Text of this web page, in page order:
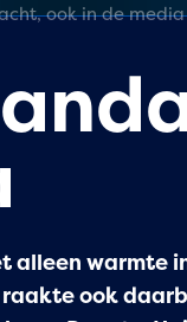
ook in de media
warmte
ook